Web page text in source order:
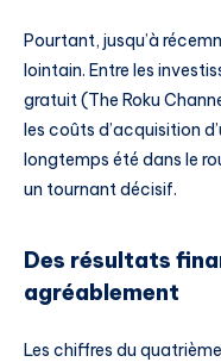
Pourtant, jusqu’à
lointain. Entre les
gratuit (The Roku
les coûts d’acquisition
longtemps été dans le
un tournant décisif.
Des résultats
agréablement
Les chiffres du